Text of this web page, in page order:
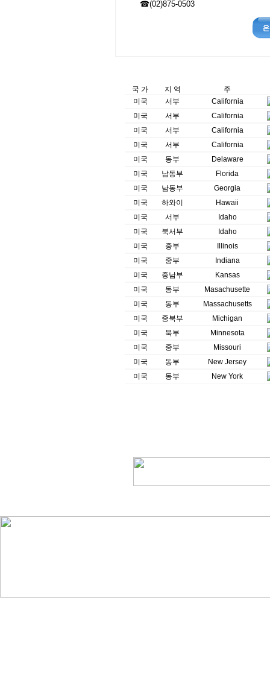
☎(02)875-0503
국 가 지 역
주
미국
서부
California
미국
서부
California
미국
서부
California
미국
서부
California
미국
동부
Delaware
미국
남동부
Florida
미국
남동부
Georgia
미국
하와이
Hawaii
미국
서부
Idaho
미국
북서부
Idaho
미국
중부
Illinois
미국
중부
Indiana
미국
중남부
Kansas
미국
동부
Masachusette
미국
동부
Massachusetts
미국
중북부
Michigan
미국
북부
Minnesota
미국
중부
Missouri
미국
동부
New Jersey
미국
동부 New York